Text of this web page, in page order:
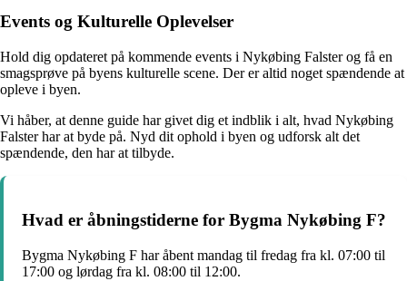
Events og Kulturelle Oplevelser
Hold dig opdateret på kommende events i Nykøbing Falster og få en
smagsprøve på byens kulturelle scene. Der er altid noget spændende at
opleve i byen.
Vi håber, at denne guide har givet dig et indblik i alt, hvad Nykøbing
Falster har at byde på. Nyd dit ophold i byen og udforsk alt det
spændende, den har at tilbyde.
Hvad er åbningstiderne for Bygma Nykøbing F?
Bygma Nykøbing F har åbent mandag til fredag fra kl. 07:00 til
17:00 og lørdag fra kl. 08:00 til 12:00.